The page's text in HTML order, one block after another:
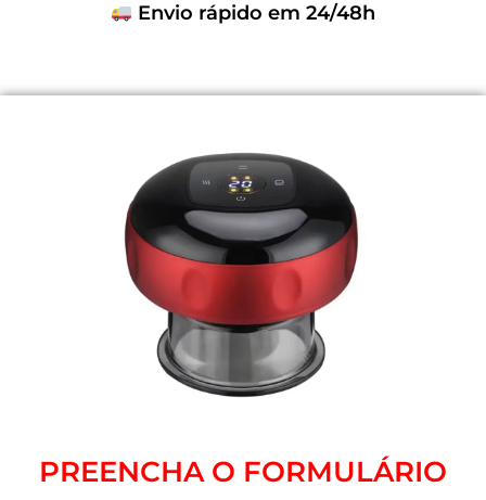
Envio rápido em 24/48h
PREENCHA O FORMULÁRIO